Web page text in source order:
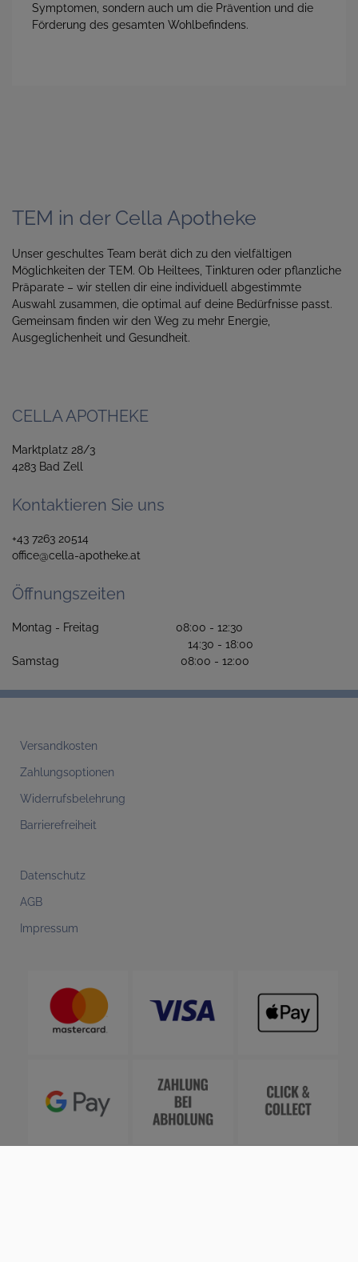
Symptomen, sondern auch um die Prävention und die
Förderung des gesamten Wohlbefindens.
TEM in der Cella Apotheke
Unser geschultes Team berät dich zu den vielfältigen
Möglichkeiten der TEM. Ob Heiltees, Tinkturen oder pflanzliche
Präparate – wir stellen dir eine individuell abgestimmte
Auswahl zusammen, die optimal auf deine Bedürfnisse passt.
Gemeinsam finden wir den Weg zu mehr Energie,
Ausgeglichenheit und Gesundheit.
CELLA APOTHEKE
Marktplatz 28/3
4283 Bad Zell
Kontaktieren Sie uns
+43 7263 20514
office@cella-apotheke.at
Öffnungszeiten
Montag - Freitag 08:00 - 12:30
14:30 - 18:00
Samstag 08:00 - 12:00
Versandkosten
Zahlungsoptionen
Widerrufsbelehrung
Barrierefreiheit
Datenschutz
AGB
Impressum